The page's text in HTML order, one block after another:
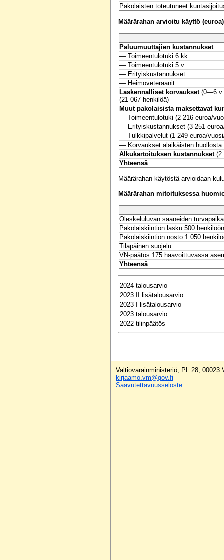
Pakolaisten toteutuneet
Määrärahan arvioitu käyttö (euroa)
Paluumuuttajien kustannukset
— Toimeentulotuki 6 kk
— Toimeentulotuki 5 v
— Erityiskustannukset
— Heimoveteraanit
Laskennalliset korvaukset(0—6 v.
(21 067 henkilöä)
Muut pakolaisista maksettavat
— Toimeentulotuki (2 216 euroa/
— Erityiskustannukset (3 251
— Tulkkipalvelut (1 249 euroa/
— Korvaukset alaikäisten huollosta
Alkukartoituksen kustannukset(2
Yhteensä
Määrärahan käytöstä arvioidaan
Määrärahan mitoituksessa
Oleskeluluvan saaneiden
Pakolaiskiintiön lasku 500
Pakolaiskiintiön nosto 1 050
Tilapäinen suojelu
VN-päätös 175 haavoittuvassa
Yhteensä
2024 talousarvio
2023 II lisätalousarvio
2023 I lisätalousarvio
2023 talousarvio
2022 tilinpäätös
Valtiovarainministeriö, PL 28, 00023
kirjaamo.vm@gov.fi
Saavutettavuusseloste